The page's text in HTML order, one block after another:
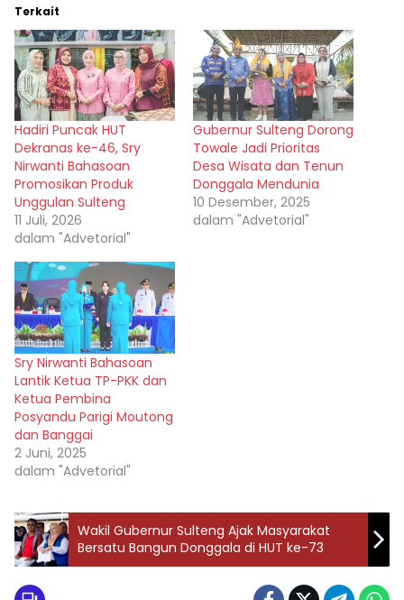
Terkait
Hadiri Puncak HUT
Dekranas ke-46, Sry
Nirwanti Bahasoan
Promosikan Produk
Unggulan Sulteng
11 Juli, 2026
dalam "Advetorial"
Gubernur Sulteng Dorong
Towale Jadi Prioritas
Desa Wisata dan Tenun
Donggala Mendunia
10 Desember, 2025
dalam "Advetorial"
Sry Nirwanti Bahasoan
Lantik Ketua TP-PKK dan
Ketua Pembina
Posyandu Parigi Moutong
dan Banggai
2 Juni, 2025
dalam "Advetorial"
Wakil Gubernur Sulteng Ajak Masyarakat
Bersatu Bangun Donggala di HUT ke-73